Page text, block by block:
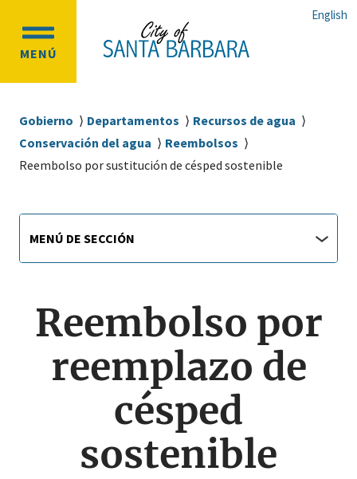
contenido
principal
navegación
English
MENÚ
OPEN
MENU
Sobrescribir
enlaces
de
a
la
Gobierno Departamentos
Recursos de agua
Conservación del agua
Reembolsos
Reembolso por sustitución de césped sostenible
Main
navigation
menu
de
sección
MENÚ DE SECCIÓN
Reembolso por
reemplazo de
césped
sostenible